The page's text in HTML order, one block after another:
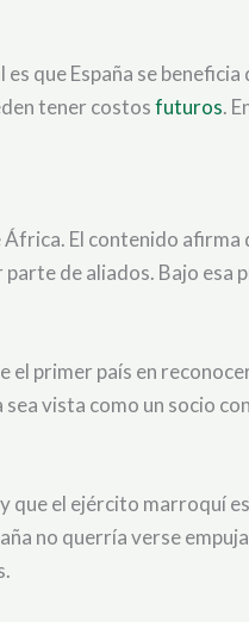
que España se beneficia
tener costosfuturos.
El contenido afirma
de aliados. Bajo esa
el primer país en
vista como un socio
que el ejército marroquí
no querría verse